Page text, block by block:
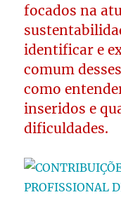
focados na
identificar e
comum
como
inseridos e
dificuldades.